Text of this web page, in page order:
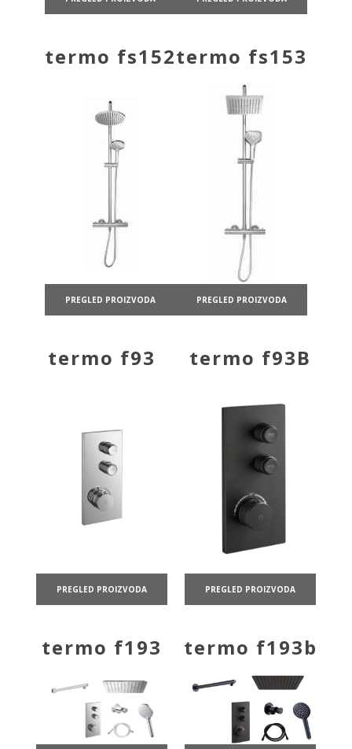
termo fs152
PREGLED PROIZVODA
termo fs153
PREGLED PROIZVODA
termo f93
PREGLED PROIZVODA
termo f93B
PREGLED PROIZVODA
termo f193 termo f193b